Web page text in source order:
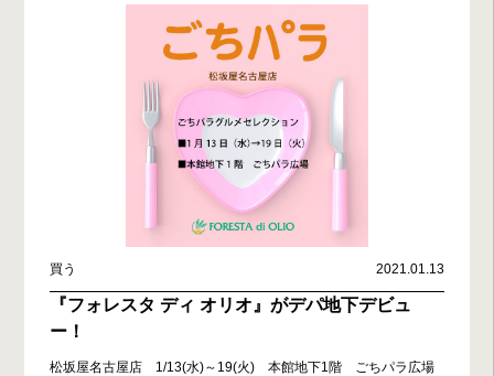
買う 2021.01.13
『フォレスタ ディ オリオ』がデパ地下デビュ
ー！
松坂屋名古屋店 1/13(水)～19(火) 本館地下1階 ごちパラ広場